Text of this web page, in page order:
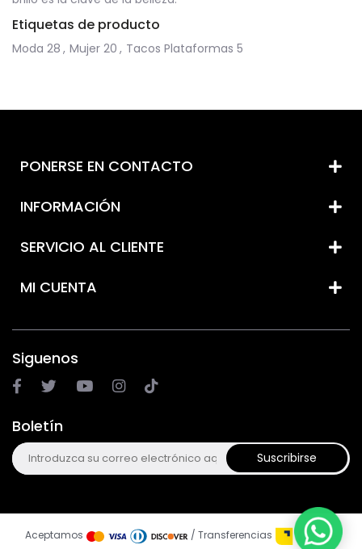
Etiquetas de producto
Moda 28 , Mujer 20 , Tacos Plataformas 5
PONERSE EN CONTACTO
INFORMACIÓN
SERVICIO AL CLIENTE
MI CUENTA
Siguenos
Boletín
Suscribirse
Aceptamos / Transferencias